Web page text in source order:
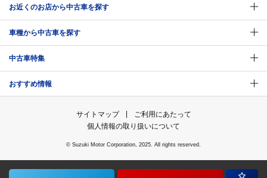
お近くのお店から中古車を探す
車種から中古車を探す
中古車特集
おすすめ情報
サイトマップ
ご利用にあたって
個人情報の取り扱いについて
© Suzuki Motor Corporation, 2025. All rights reserved.